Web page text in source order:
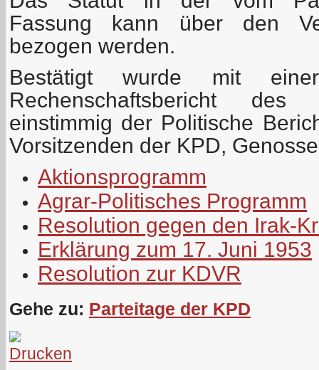
Fassung kann über den
bezogen werden.
Bestätigt wurde mit
Rechenschaftsbericht des
einstimmig der Politische
Vorsitzenden der KPD,
Aktionsprogramm
Agrar-Politisches Programm
Resolution gegen den Irak-
Erklärung zum 17. Juni 1953
Resolution zur KDVR
Gehe zu: Parteitage der KPD